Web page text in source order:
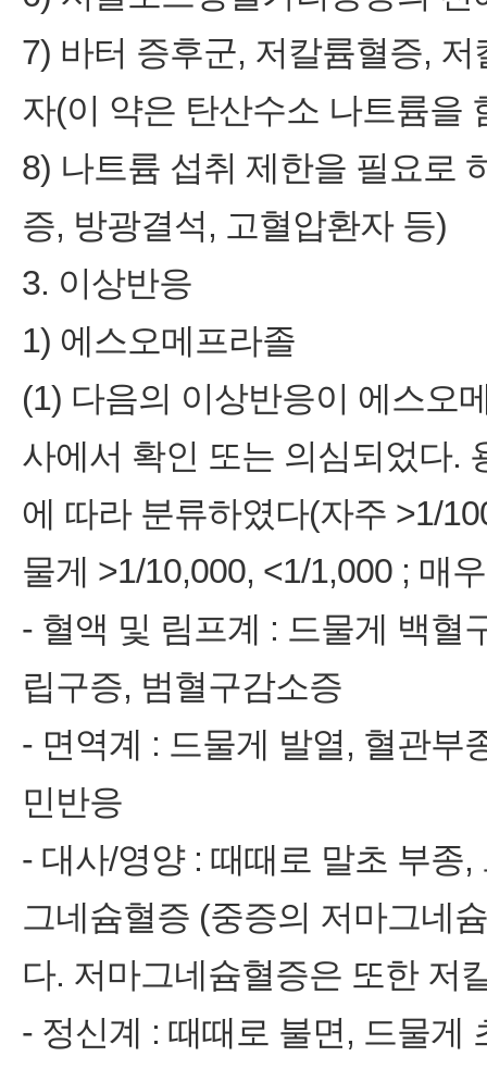
7) 바터 증후군, 저칼륨혈증,
자(이 약은 탄산수소 나트륨을
8) 나트륨 섭취 제한을 필요로
증, 방광결석, 고혈압환자 등)
3. 이상반응
1) 에스오메프라졸
(1) 다음의 이상반응이 에스오
사에서 확인 또는 의심되었다.
에 따라 분류하였다(자주 >1/
물게 >1/10,000, <1/1,000 ; 매
‑ 혈액 및 림프계 : 드물게 백
립구증, 범혈구감소증
‑ 면역계 : 드물게 발열, 혈관
민반응
‑ 대사/영양 : 때때로 말초 부
그네슘혈증 (중증의 저마그네
다. 저마그네슘혈증은 또한 저
‑ 정신계 : 때때로 불면, 드물게